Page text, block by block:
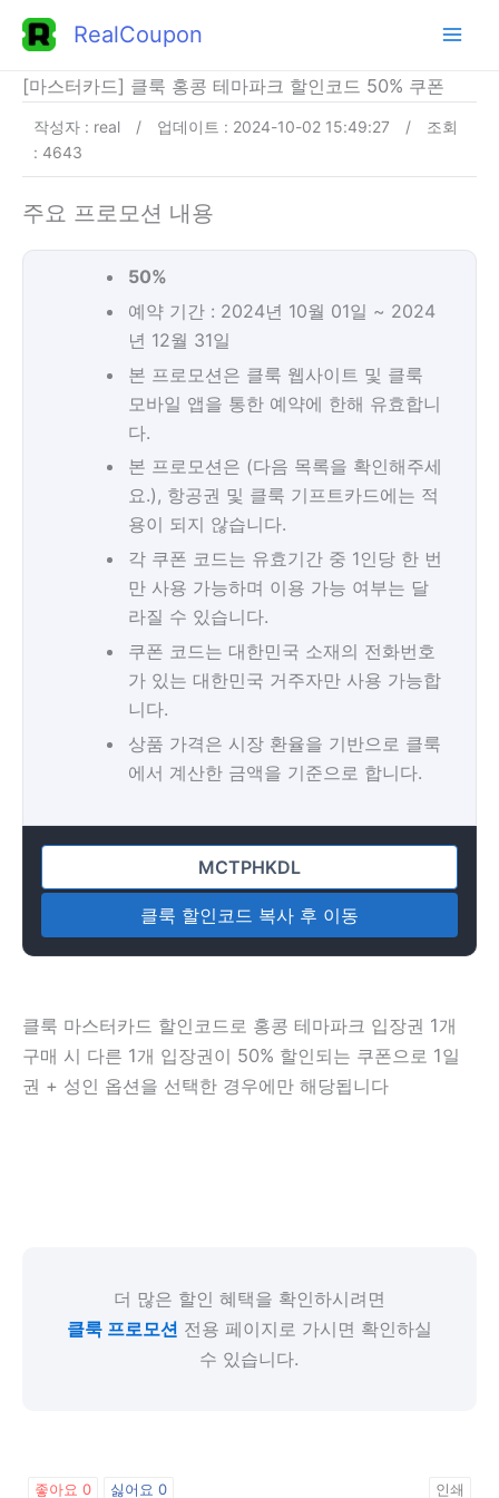
RealCoupon
[마스터카드] 클룩 홍콩 테마파크 할인코드 50% 쿠폰
작성자 : real / 업데이트 : 2024-10-02 15:49:27 /
조회
: 4643
주요 프로모션 내용
50%
예약 기간 : 2024년 10월 01일 ~ 2024
년 12월 31일
본 프로모션은 클룩 웹사이트 및 클룩
모바일 앱을 통한 예약에 한해 유효합니
다.
본 프로모션은 (다음 목록을 확인해주세
요.), 항공권 및 클룩 기프트카드에는 적
용이 되지 않습니다.
각 쿠폰 코드는 유효기간 중 1인당 한 번
만 사용 가능하며 이용 가능 여부는 달
라질 수 있습니다.
쿠폰 코드는 대한민국 소재의 전화번호
가 있는 대한민국 거주자만 사용 가능합
니다.
상품 가격은 시장 환율을 기반으로 클룩
에서 계산한 금액을 기준으로 합니다.
클룩 할인코드 복사 후 이동
클룩 마스터카드 할인코드로 홍콩 테마파크 입장권 1개
구매 시 다른 1개 입장권이 50% 할인되는 쿠폰으로 1일
권 + 성인 옵션을 선택한 경우에만 해당됩니다
더 많은 할인 혜택을 확인하시려면
클룩 프로모션 전용 페이지로 가시면 확인하실
수 있습니다.
좋아요 0 싫어요 0 인쇄